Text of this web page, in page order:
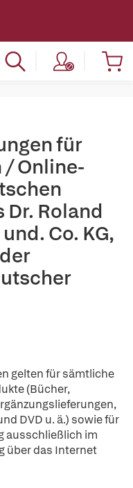
für
Online-
Roland
Co. KG,
gelten für sämtliche
(Bücher,
DVD u. ä.) sowie für
ausschließlich im
über das Internet